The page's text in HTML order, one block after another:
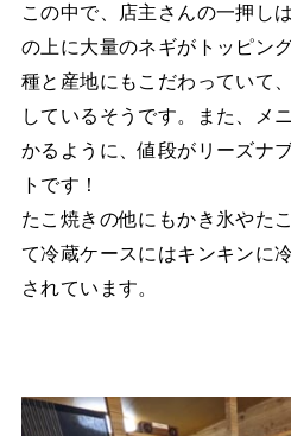
この中で、店主さんの一押し
の上に大量のネギがトッピン
種と産地にもこだわっていて
しているそうです。また、メ
かるように、値段がリーズナ
トです！
たこ焼きの他にもかき氷やた
て冷蔵ケースにはキンキンに
されています。